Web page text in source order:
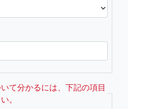
て分かるには、下記の項目
。